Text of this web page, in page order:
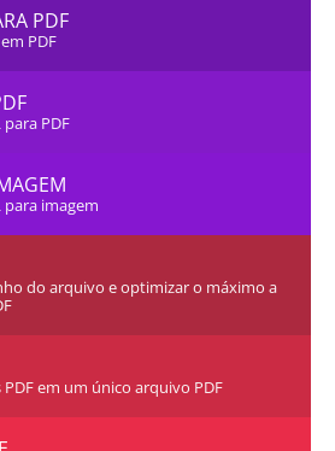
PDF
PDF
PDF
para imagem
do arquivo e optimizar o máximo a
em um único arquivo PDF